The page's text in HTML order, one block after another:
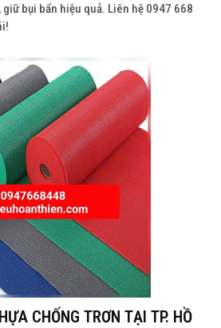
bụi bẩn hiệu quả. Liên hệ 0947 668
CHỐNG TRƠN TẠI TP. HỒ